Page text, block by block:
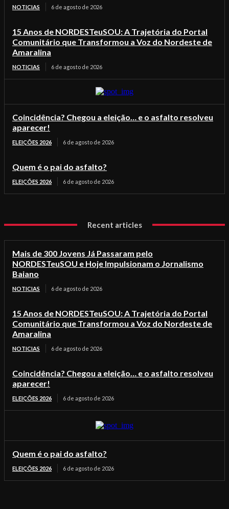
NOTICIAS 6 de agosto de 2026
15 Anos de NORDESTeuSOU: A Trajetória do Portal
Comunitário que Transformou a Voz do Nordeste de
Amaralina
NOTICIAS 6 de agosto de 2026
Coincidência? Chegou a eleição… e o asfalto resolveu
aparecer!
ELEIÇÕES 2026 6 de agosto de 2026
Quem é o pai do asfalto?
ELEIÇÕES 2026 6 de agosto de 2026
Recent articles
Mais de 300 Jovens Já Passaram pelo
NORDESTeuSOU e Hoje Impulsionam o Jornalismo
Baiano
NOTICIAS 6 de agosto de 2026
15 Anos de NORDESTeuSOU: A Trajetória do Portal
Comunitário que Transformou a Voz do Nordeste de
Amaralina
NOTICIAS 6 de agosto de 2026
Coincidência? Chegou a eleição… e o asfalto resolveu
aparecer!
ELEIÇÕES 2026 6 de agosto de 2026
Quem é o pai do asfalto?
ELEIÇÕES 2026 6 de agosto de 2026